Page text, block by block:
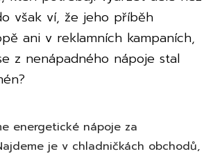
však ví, že jeho příběh
ani v reklamních kampaních,
z nenápadného nápoje stal
energetické nápoje za
je v chladničkách obchodů,